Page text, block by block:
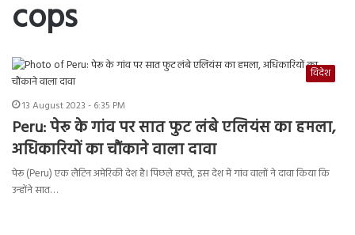
cops
विदेश
13 August 2023 - 6:35 PM
Peru: पेरू के गांव पर सात फुट लंबे एलियंस का हमला,
अधिकारियों का चौंकाने वाला दावा
पेरू (Peru) एक लैटिन अमेरिकी देश है। पिछले हफ्ते, इस देश में गांव वालों ने दावा किया कि
उन्होंने सात…